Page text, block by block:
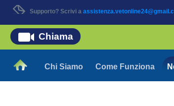
Supporto? Scrivi a
Chi Siamo Come Funziona
Chiama